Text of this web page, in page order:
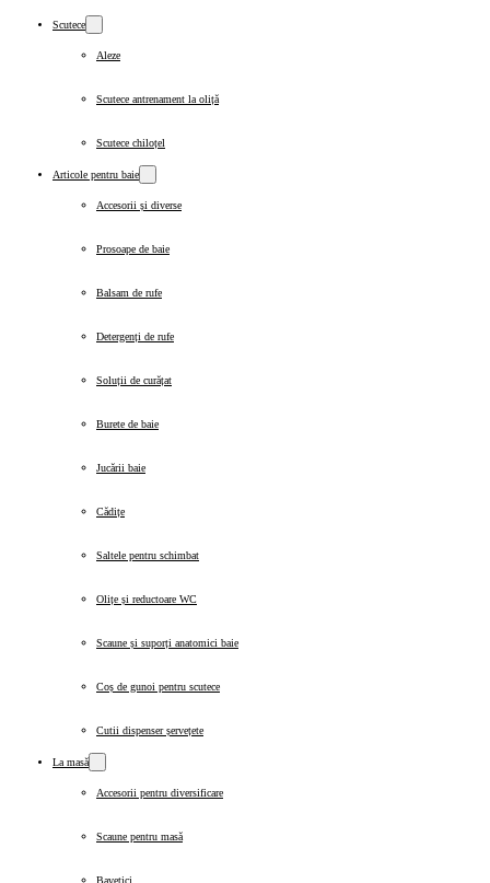
Scutece
Aleze
Scutece antrenament la oliță
Scutece chiloțel
Articole pentru baie
Accesorii și diverse
Prosoape de baie
Balsam de rufe
Detergenți de rufe
Soluții de curățat
Burete de baie
Jucării baie
Cădițe
Saltele pentru schimbat
Olițe și reductoare WC
Scaune și suporți anatomici baie
Coș de gunoi pentru scutece
Cutii dispenser șervețete
La masă
Accesorii pentru diversificare
Scaune pentru masă
Bavețici